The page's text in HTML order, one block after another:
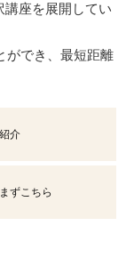
講座を展開してい
ができ、最短距離
介
ずこちら